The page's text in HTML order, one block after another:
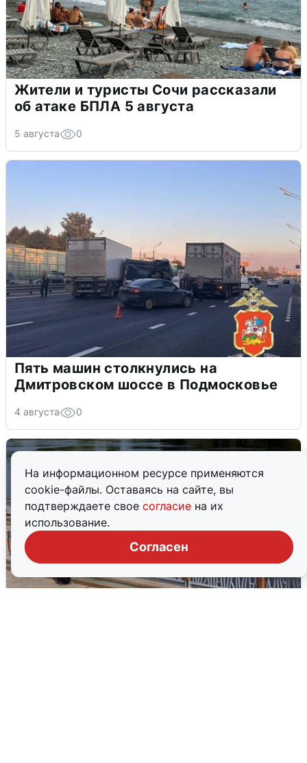
На информационном ресурсе применяются
cookie-файлы. Оставаясь на сайте, вы
подтверждаете свое согласие на их
использование.
Согласен
Жители и туристы Сочи рассказали
об атаке БПЛА 5 августа
5 августа 0
Пять машин столкнулись на
Дмитровском шоссе в Подмосковье
4 августа 0